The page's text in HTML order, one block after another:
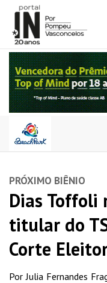
PRÓXIMO BIÊNIO
Dias Toffoli
titular do
Corte
Por Julia Fernandes